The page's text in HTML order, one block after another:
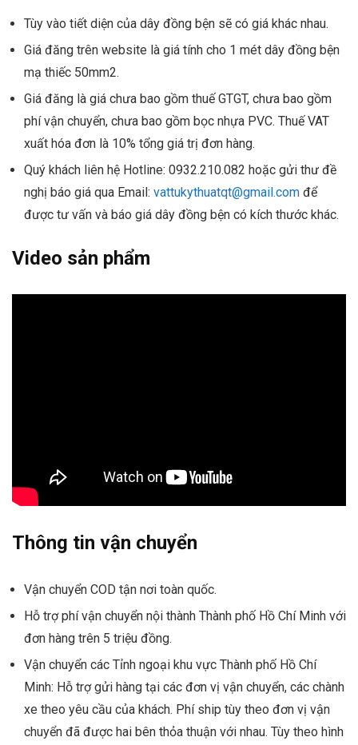
Tùy vào tiết diện của dây đồng bện sẽ có giá khác nhau.
Giá đăng trên website là giá tính cho 1 mét dây đồng bện
mạ thiếc 50mm2.
Giá đăng là giá chưa bao gồm thuế GTGT, chưa bao gồm
phí vận chuyển, chưa bao gồm bọc nhựa PVC. Thuế VAT
xuất hóa đơn là 10% tổng giá trị đơn hàng.
Quý khách liên hệ Hotline: 0932.210.082 hoặc gửi thư đề
nghị báo giá qua Email: vattukythuatqt@gmail.com để
được tư vấn và báo giá dây đồng bện có kích thước khác.
Video sản phẩm
Thông tin vận chuyển
Vận chuyển COD tận nơi toàn quốc.
Hỗ trợ phí vận chuyển nội thành Thành phố Hồ Chí Minh với
đơn hàng trên 5 triệu đồng.
Vận chuyển các Tỉnh ngoại khu vực Thành phố Hồ Chí
Minh: Hỗ trợ gửi hàng tại các đơn vị vận chuyển, các chành
xe theo yêu cầu của khách. Phí ship tùy theo đơn vị vận
chuyển đã được hai bên thỏa thuận với nhau. Tùy theo hình